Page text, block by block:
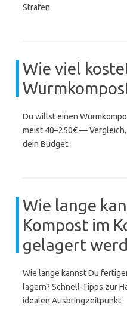
Strafen.
Wie viel
Du willst einen
meist 40–250€ —
dein Budget.
Wie lange
Kompost im
gelagert
Wie lange kannst Du
lagern? Schnell-Tipps zur
idealen Ausbringzeitpunkt.